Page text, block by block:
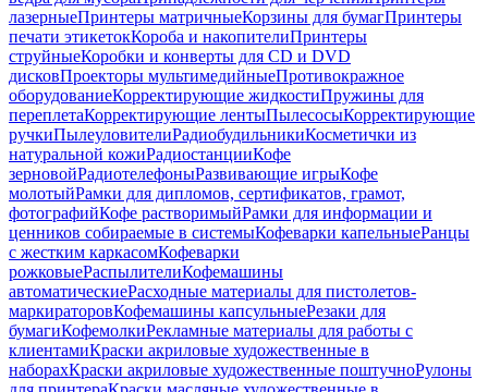
лазерныеПринтеры матричныеКорзины для бумагПринтеры
печати этикетокКороба и накопителиПринтеры
струйныеКоробки и конверты для CD и DVD
дисковПроекторы мультимедийныеПротивокражное
оборудованиеКорректирующие жидкостиПружины для
переплетаКорректирующие лентыПылесосыКорректирующие
ручкиПылеуловителиРадиобудильникиКосметички из
натуральной кожиРадиостанцииКофе
зерновойРадиотелефоныРазвивающие игрыКофе
молотыйРамки для дипломов, сертификатов, грамот,
фотографийКофе растворимыйРамки для информации и
ценников собираемые в системыКофеварки капельныеРанцы
с жестким каркасомКофеварки
рожковыеРаспылителиКофемашины
автоматическиеРасходные материалы для пистолетов-
маркираторовКофемашины капсульныеРезаки для
бумагиКофемолкиРекламные материалы для работы с
клиентамиКраски акриловые художественные в
наборахКраски акриловые художественные поштучноРулоны